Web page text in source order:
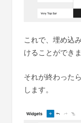
これで、埋め込
けることができま
それが終わった
します。